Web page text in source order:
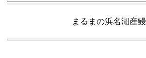
まるまの浜名湖産鰻